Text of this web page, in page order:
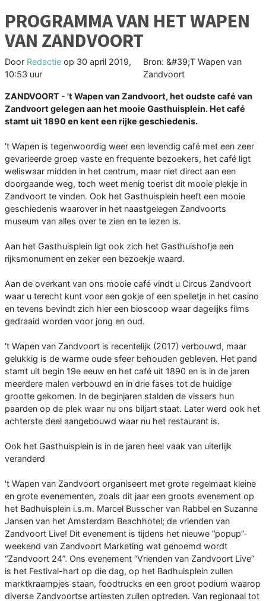
PROGRAMMA VAN HET WAPEN
VAN ZANDVOORT
Door Redactie op 30 april 2019,
10:53 uur
Bron: &#39;T Wapen van
Zandvoort
ZANDVOORT - 't Wapen van Zandvoort, het oudste café van
Zandvoort gelegen aan het mooie Gasthuisplein. Het café
stamt uit 1890 en kent een rijke geschiedenis.
't Wapen is tegenwoordig weer een levendig café met een zeer
gevarieerde groep vaste en frequente bezoekers, het café ligt
weliswaar midden in het centrum, maar niet direct aan een
doorgaande weg, toch weet menig toerist dit mooie plekje in
Zandvoort te vinden. Ook het Gasthuisplein heeft een mooie
geschiedenis waarover in het naastgelegen Zandvoorts
museum van alles over te zien en te lezen is.
Aan het Gasthuisplein ligt ook zich het Gasthuishofje een
rijksmonument en zeker een bezoekje waard.
Aan de overkant van ons mooie café vindt u Circus Zandvoort
waar u terecht kunt voor een gokje of een spelletje in het casino
en tevens bevindt zich hier een bioscoop waar dagelijks films
gedraaid worden voor jong en oud.
't Wapen van Zandvoort is recentelijk (2017) verbouwd, maar
gelukkig is de warme oude sfeer behouden gebleven. Het pand
stamt uit begin 19e eeuw en het café uit 1890 en is in de jaren
meerdere malen verbouwd en in drie fases tot de huidige
grootte gekomen. In de beginjaren stalden de vissers hun
paarden op de plek waar nu ons biljart staat. Later werd ook het
achterste deel aangebouwd waar nu het restaurant is.
Ook het Gasthuisplein is in de jaren heel vaak van uiterlijk
veranderd
't Wapen van Zandvoort organiseert met grote regelmaat kleine
en grote evenementen, zoals dit jaar een groots evenement op
het Badhuisplein i.s.m. Marcel Busscher van Rabbel en Suzanne
Jansen van het Amsterdam Beachhotel; de vrienden van
Zandvoort Live! Dit evenement is tijdens het nieuwe “popup”-
weekend van Zandvoort Marketing wat genoemd wordt
“Zandvoort 24”. Ons evenement “Vrienden van Zandvoort Live”
is het Festival-hart op die dag, op het Badhuisplein zullen
marktkraampjes staan, foodtrucks en een groot podium waarop
diverse Zandvoortse artiesten zullen optreden. Van regionaal tot